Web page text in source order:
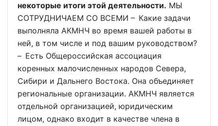
некоторые итоги этой деятельности. МЫ
СОТРУДНИЧАЕМ СО ВСЕМИ – Какие задачи
выполняла АКМНЧ во время вашей работы в
ней, в том числе и под вашим руководством?
– Есть Общероссийская ассоциация
коренных малочисленных народов Севера,
Сибири и Дальнего Востока. Она объединяет
региональные организации. АКМНЧ является
отдельной организацией, юридическим
лицом, однако входит в качестве члена в